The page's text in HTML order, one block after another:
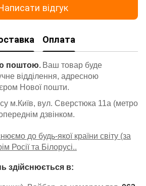
відгук
Оплата
поштою. Ваш товар буде
відділення, адресною
Нової пошти.
м.Київ, вул. Сверстюка 11а (метро
дзвінком.
до будь-якої країни світу (за
Росії та Білорусі..
здійснюється в: